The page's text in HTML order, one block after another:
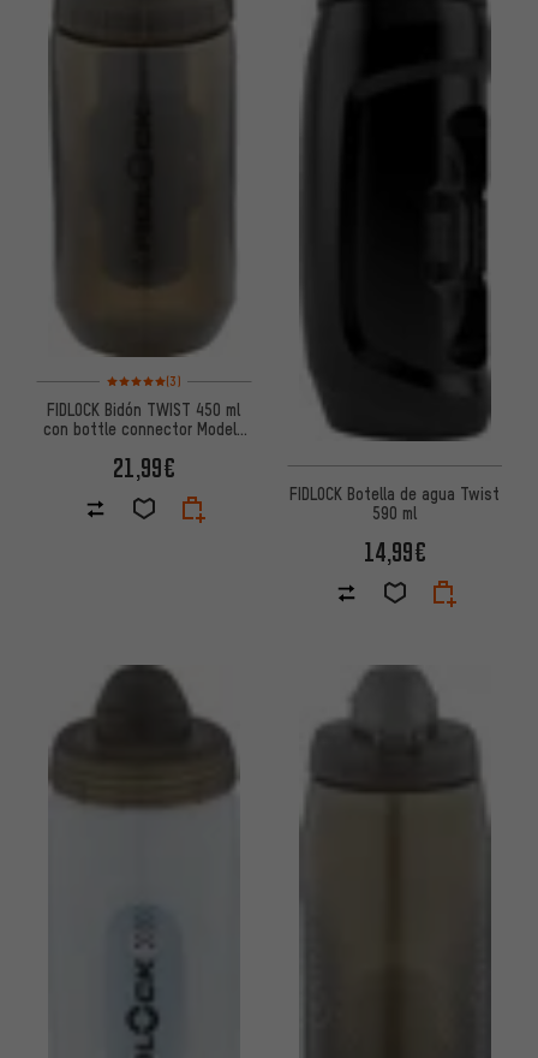
Valoración media: 5 de 5 basada en 3 reseñas
(3)
FIDLOCK Bidón TWIST 450 ml
con bottle connector Modelo
21,99€
FIDLOCK Botella de agua Twist
590 ml
14,99€